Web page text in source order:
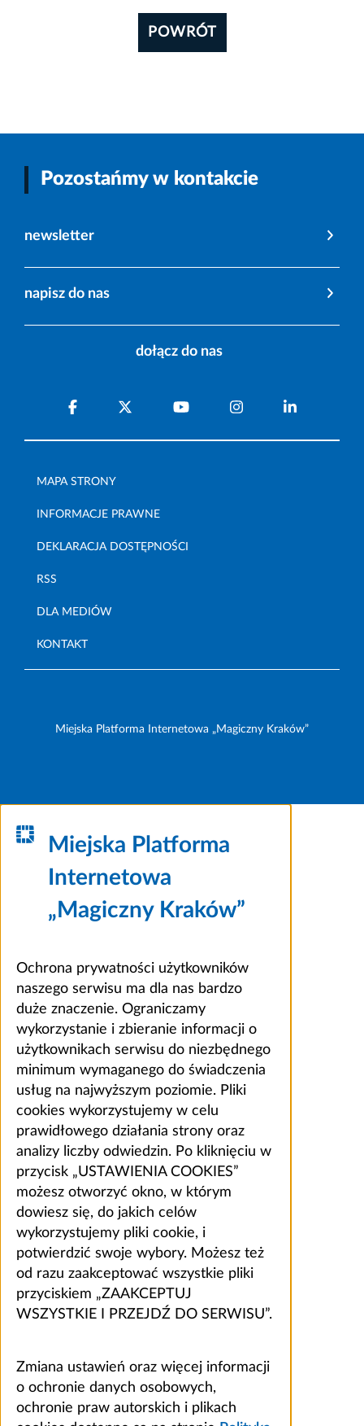
POWRÓT
Pozostańmy w kontakcie
newsletter
napisz do nas
dołącz do nas
MAPA STRONY
INFORMACJE PRAWNE
DEKLARACJA DOSTĘPNOŚCI
RSS
DLA MEDIÓW
KONTAKT
Miejska Platforma Internetowa „Magiczny Kraków”
Miejska Platforma
Internetowa
„Magiczny Kraków”
Ochrona prywatności użytkowników
naszego serwisu ma dla nas bardzo
duże znaczenie. Ograniczamy
wykorzystanie i zbieranie informacji o
użytkownikach serwisu do niezbędnego
minimum wymaganego do świadczenia
usług na najwyższym poziomie. Pliki
cookies wykorzystujemy w celu
prawidłowego działania strony oraz
analizy liczby odwiedzin. Po kliknięciu w
przycisk „USTAWIENIA COOKIES”
możesz otworzyć okno, w którym
dowiesz się, do jakich celów
wykorzystujemy pliki cookie, i
potwierdzić swoje wybory. Możesz też
od razu zaakceptować wszystkie pliki
przyciskiem „ZAAKCEPTUJ
WSZYSTKIE I PRZEJDŹ DO SERWISU”.
Zmiana ustawień oraz więcej informacji
o ochronie danych osobowych,
ochronie praw autorskich i plikach